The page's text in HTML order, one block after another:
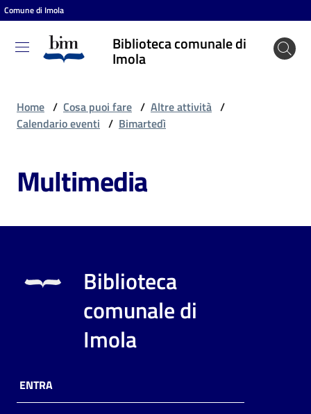
Vai al contenuto
Vai alla navigazione
Vai al footer
Comune di Imola
Biblioteca comunale di
Imola
Biblioteca
comunale
puoi
Risorse
online
Home / Cosa puoi fare / Altre attività /
Calendario eventi / Bimartedì
Multimedia
Biblioteca
comunale di
Imola
ENTRA